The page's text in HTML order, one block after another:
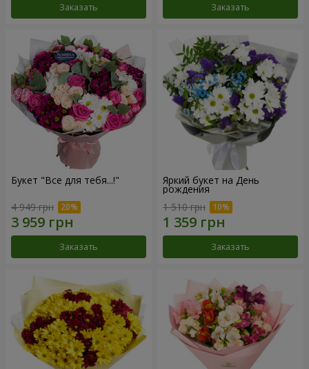
Заказать Заказать
Букет "Все для тебя...!"
4 949 грн
Заказать
Яркий букет на День
рождения
1 510 грн
Заказать